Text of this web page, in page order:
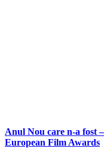
Anul Nou care n-a fost
European Film Awards